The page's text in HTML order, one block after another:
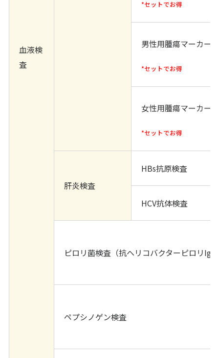
血液検
査
*セットでお得
男性用腫瘍マーカー
*セットでお得
女性用腫瘍マーカー
*セットでお得
肝炎検査
HBs抗原検査
HCV抗体検査
ピロリ菌検査（抗ヘリコバクターピロリ
ペプシノゲン検査